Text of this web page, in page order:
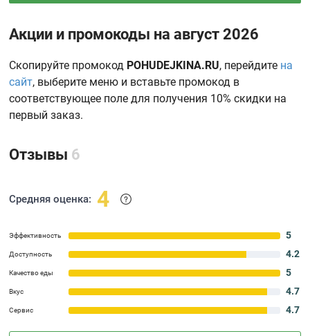
Акции и промокоды на август 2026
Скопируйте промокод POHUDEJKINA.RU, перейдите на
сайт, выберите меню и вставьте промокод в
соответствующее поле для получения 10% скидки на
первый заказ.
Отзывы 6
Средняя оценка: 4
Эффективность 5
Доступность 4.2
Качество еды 5
Вкус 4.7
Сервис 4.7